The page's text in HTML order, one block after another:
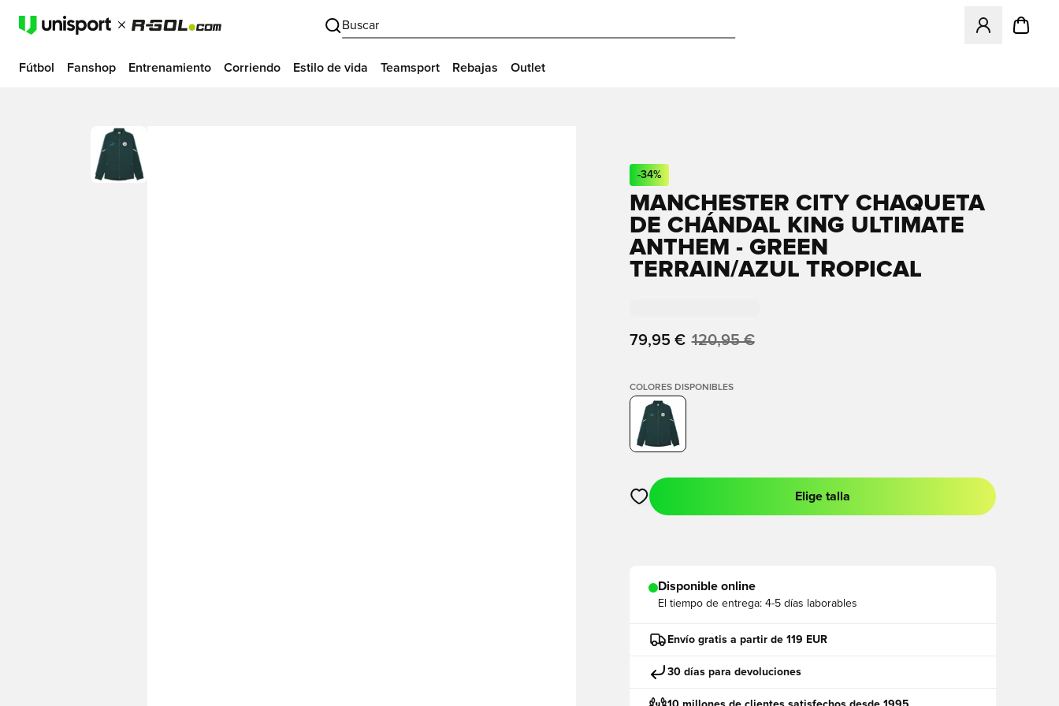
Buscar
Abre un modal
Fútbol Fanshop Entrenamiento Corriendo Estilo de vida Teamsport Rebajas Outlet
-34%
MANCHESTER CITY CHAQUETA
DE CHÁNDAL KING ULTIMATE
ANTHEM - GREEN
TERRAIN/AZUL TROPICAL
79,95 € 120,95 €
COLORES DISPONIBLES
Abre un modal para iniciar sesión o registrarse como miembro
Elige talla
Disponible online
El tiempo de entrega: 4-5 días laborables
Envío gratis a partir de 119 EUR
30 días para devoluciones